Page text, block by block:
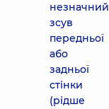
незначний
зсув
передньої
або
задньої
стінки
(рідше